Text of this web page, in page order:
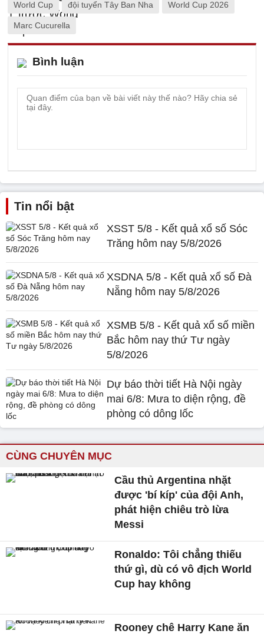
World Cup đội tuyển Tây Ban Nha World Cup 2026
Marc Cucurella
Bình luận
Tin nổi bật
XSST 5/8 - Kết quả xổ số Sóc
Trăng hôm nay 5/8/2026
XSDNA 5/8 - Kết quả xổ số Đà
Nẵng hôm nay 5/8/2026
XSMB 5/8 - Kết quả xổ số miền
Bắc hôm nay thứ Tư ngày
5/8/2026
Dự báo thời tiết Hà Nội ngày
mai 6/8: Mưa to diện rộng, đề
phòng có dông lốc
CÙNG CHUYÊN MỤC
Cầu thủ Argentina nhặt
được 'bí kíp' của đội Anh,
phát hiện chiêu trò lừa
Messi
Ronaldo: Tôi chẳng thiếu
thứ gì, dù có vô địch World
Cup hay không
Rooney chê Harry Kane ăn